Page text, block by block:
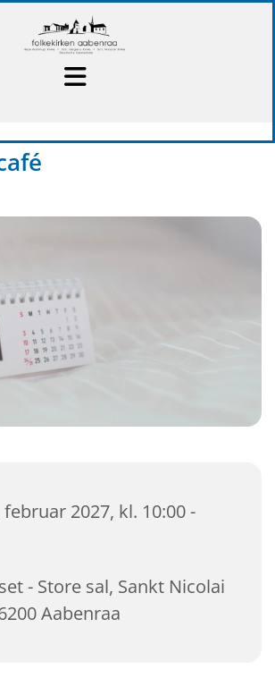
2027, kl. 10:00 -
- Store sal, Sankt Nicolai
Aabenraa